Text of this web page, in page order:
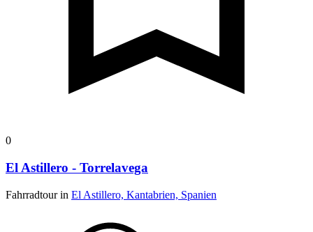
0
El Astillero - Torrelavega
Fahrradtour in El Astillero, Kantabrien, Spanien